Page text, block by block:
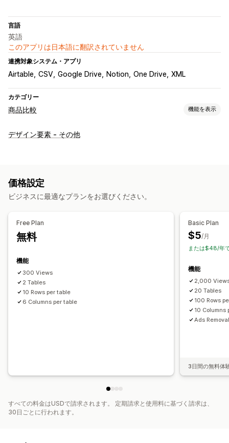
言語
英語
このアプリは日本語に翻訳されていません
連携対象システム・アプリ
Airtable CSV Google Drive Notion One Drive XML
カテゴリー
商品比較 機能を表示
比較ツール
テーブルレイアウト
カスタムアイコン
カスタムテキスト
インポートとエクスポート
デザイン要素 - その他
価格設定
ビジネスに最適なプランをお選びください。
Free Plan
無料
機能
300 Views
2 Tables
10 Rows per table
6 Columns per table
Basic Plan
$5/月
または$48/年
機能
2,000
20 Tables
100 Rows
10 Columns
Ads
3日間の無料体
すべての料金はUSDで請求されます。 定期請求と使用料に基づく請求は、
30日ごとに行われます。